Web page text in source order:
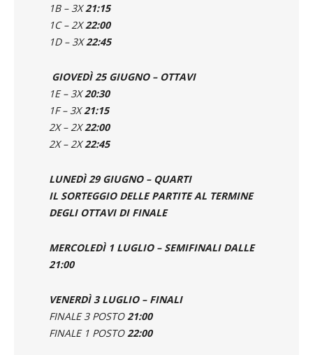
1B – 3X21:15
1C – 2X22:00
1D – 3X22:45
GIOVEDÌ 25 GIUGNO – OTTAVI
1E – 3X20:30
1F – 3X21:15
2X – 2X22:00
2X – 2X22:45
LUNEDÌ 29 GIUGNO – QUARTI
IL SORTEGGIO DELLE PARTITE AL TERMINE
DEGLI OTTAVI DI FINALE
MERCOLEDÌ 1 LUGLIO – SEMIFINALI DALLE
21:00
VENERDÌ 3 LUGLIO – FINALI
FINALE 3 POSTO 21:00
FINALE 1 POSTO 22:00